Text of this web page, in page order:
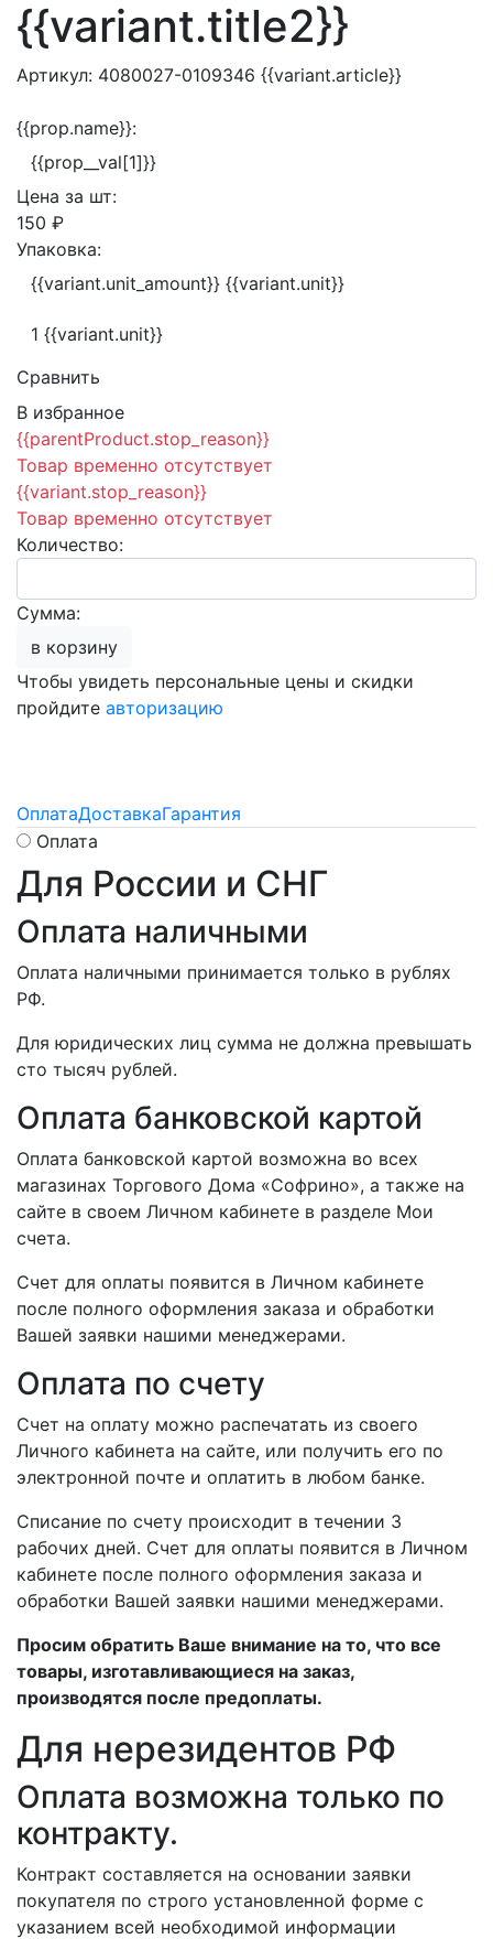
{{variant.title2}}
Артикул: 4080027-0109346 {{variant.article}}
{{prop.name}}:
{{prop__val[1]}}
Цена за шт:
150 ₽
Упаковка:
{{variant.unit_amount}} {{variant.unit}}
1 {{variant.unit}}
Сравнить
В избранное
{{parentProduct.stop_reason}}
Товар временно отсутствует
{{variant.stop_reason}}
Товар временно отсутствует
Количество:
Сумма:
в корзину
Чтобы увидеть персональные цены и скидки
пройдите авторизацию
ОплатаДоставкаГарантия
Оплата
Для России и СНГ
Оплата наличными
Оплата наличными принимается только в рублях
РФ.
Для юридических лиц сумма не должна превышать
сто тысяч рублей.
Оплата банковской картой
Оплата банковской картой возможна во всех
магазинах Торгового Дома «Софрино», а также на
сайте в своем Личном кабинете в разделе Мои
счета.
Счет для оплаты появится в Личном кабинете
после полного оформления заказа и обработки
Вашей заявки нашими менеджерами.
Оплата по счету
Счет на оплату можно распечатать из своего
Личного кабинета на сайте, или получить его по
электронной почте и оплатить в любом банке.
Списание по счету происходит в течении 3
рабочих дней. Счет для оплаты появится в Личном
кабинете после полного оформления заказа и
обработки Вашей заявки нашими менеджерами.
Просим обратить Ваше внимание на то, что все
товары, изготавливающиеся на заказ,
производятся после предоплаты.
Для нерезидентов РФ
Оплата возможна только по
контракту.
Контракт составляется на основании заявки
покупателя по строго установленной форме с
указанием всей необходимой информации